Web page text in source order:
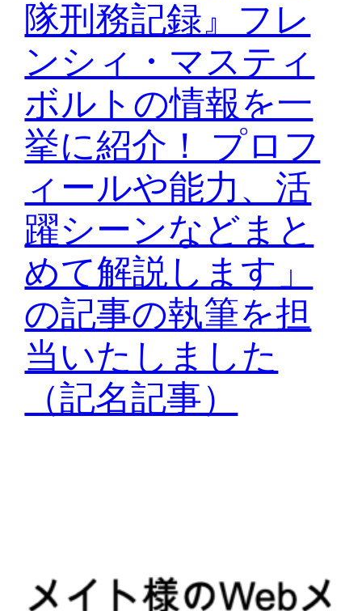
隊刑務記録』フレ
ンシィ・マスティ
ボルトの情報を一
挙に紹介！ プロフ
ィールや能力、活
躍シーンなどまと
めて解説します」
の記事の執筆を担
当いたしました
（記名記事）